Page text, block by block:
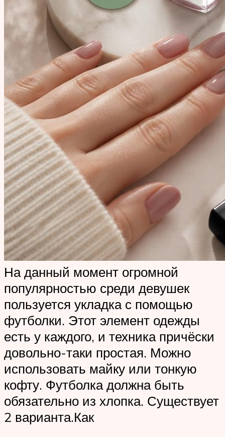
На данный момент огромной
популярностью среди девушек
пользуется укладка с помощью
футболки. Этот элемент одежды
есть у каждого, и техника причёски
довольно-таки простая. Можно
использовать майку или тонкую
кофту. Футболка должна быть
обязательно из хлопка. Существует
2 варианта.Как